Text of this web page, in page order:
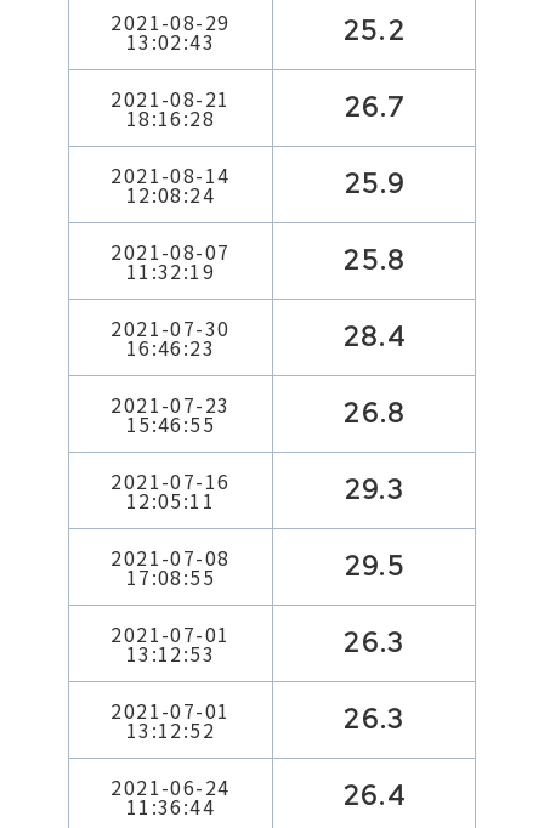
2021-08-29
13:02:43 25.2
2021-08-21
18:16:28 26.7
2021-08-14
12:08:24 25.9
2021-08-07
11:32:19 25.8
2021-07-30
16:46:23 28.4
2021-07-23
15:46:55 26.8
2021-07-16
12:05:11 29.3
2021-07-08
17:08:55 29.5
2021-07-01
13:12:53 26.3
2021-07-01
13:12:52 26.3
2021-06-24
11:36:44 26.4